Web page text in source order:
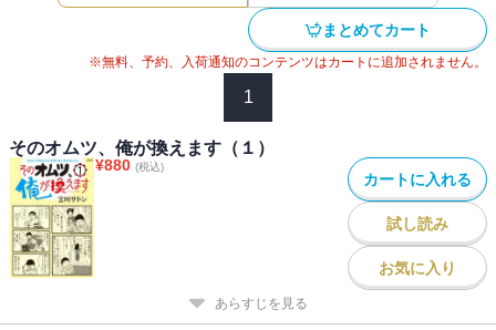
まとめてカート
※無料、予約、入荷通知のコンテンツはカートに追加されません。
1
そのオムツ、俺が換えます（１）
¥880 (税込)
カートに入れる
試し読み
お気に入り
あらすじを見る